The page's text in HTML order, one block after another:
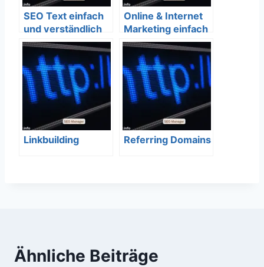
SEO Text einfach
und verständlich
erklärt – SEO
Bedeutung
Online & Internet
Marketing einfach
und verständlich
erklärt – SEO
Bedeutung
Linkbuilding Referring Domains
Ähnliche Beiträge